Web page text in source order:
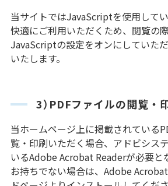
当サイトではJavaScriptを使用して
快適にご利用いただくため、閲覧の
JavaScriptの設定をオンにしていた
いたします。
3）PDFファイルの閲覧・
当ホームページ上に掲載されている
覧・印刷いただく場合、アドビシス
いるAdobe Acrobat Readerが必要と
お持ちでない場合は、Adobe